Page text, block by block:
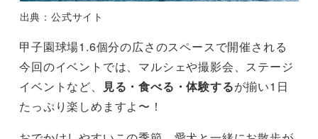
出典：公式サイト
甲子園球場1.6個分の広さのスペースで開催される
今回のイベントでは、マルシェや撮影会、ステージ
イベントなど、
見る・食べる・体験するが揃い1日
たっぷり楽しめますよ〜！